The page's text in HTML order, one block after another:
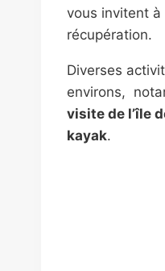
vous invitent
récupération.
Diverses
environs,
visite de l’île
kayak.